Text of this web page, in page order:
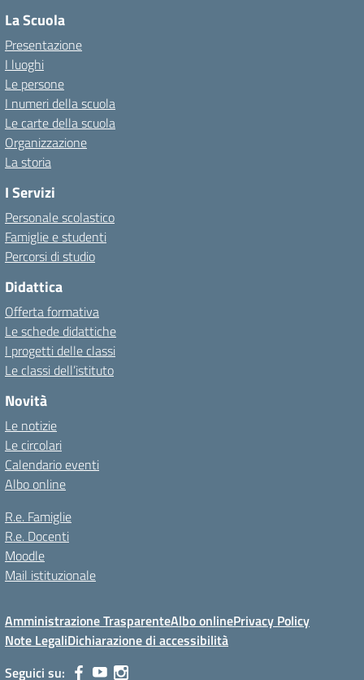
La Scuola
Presentazione
I luoghi
Le persone
I numeri della scuola
Le carte della scuola
Organizzazione
La storia
I Servizi
Personale scolastico
Famiglie e studenti
Percorsi di studio
Didattica
Offerta formativa
Le schede didattiche
I progetti delle classi
Le classi dell’istituto
Novità
Le notizie
Le circolari
Calendario eventi
Albo online
R.e. Famiglie
R.e. Docenti
Moodle
Mail istituzionale
Amministrazione TrasparenteAlbo onlinePrivacy Policy
Note LegaliDichiarazione di accessibilità
Seguici su: